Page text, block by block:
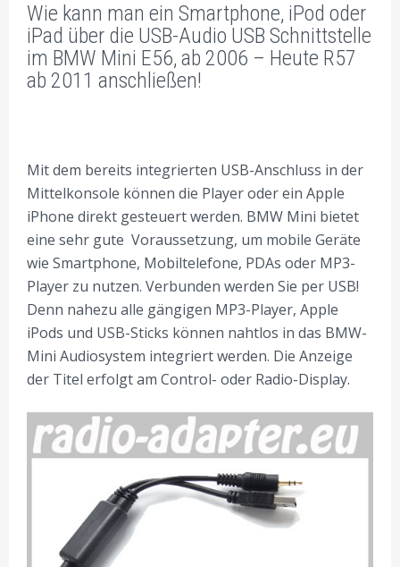
BMW AUTORADIO EINBAU TIPPS
Wie kann man ein Smartphone, iPod oder
iPad über die USB-Audio USB Schnittstelle
im BMW Mini E56, ab 2006 – Heute R57
ab 2011 anschließen!
Mit dem bereits integrierten USB-Anschluss in der
Mittelkonsole können die Player oder ein Apple
iPhone direkt gesteuert werden. BMW Mini bietet
eine sehr gute Voraussetzung, um mobile Geräte
wie Smartphone, Mobiltelefone, PDAs oder MP3-
Player zu nutzen. Verbunden werden Sie per USB!
Denn nahezu alle gängigen MP3-Player, Apple
iPods und USB-Sticks können nahtlos in das BMW-
Mini Audiosystem integriert werden. Die Anzeige
der Titel erfolgt am Control- oder Radio-Display.